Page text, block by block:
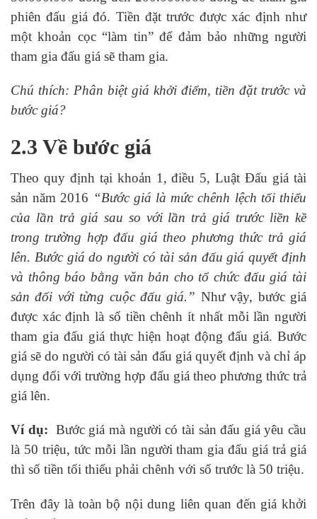
phiên đấu giá đó. Tiền đặt trước được xác định như
một khoản cọc “làm tin” để đảm bảo những người
tham gia đấu giá sẽ tham gia.
Chú thích: Phân biệt giá khởi điểm, tiền đặt trước và
bước giá?
2.3 Về bước giá
Theo quy định tại khoản 1, điều 5, Luật Đấu giá tài
sản năm 2016 “Bước giá là mức chênh lệch tối thiểu
của lần trả giá sau so với lần trả giá trước liền kề
trong trường hợp đấu giá theo phương thức trả giá
lên. Bước giá do người có tài sản đấu giá quyết định
và thông báo bằng văn bản cho tổ chức đấu giá tài
sản đối với từng cuộc đấu giá.” Như vậy, bước giá
được xác định là số tiền chênh ít nhất mỗi lần người
tham gia đấu giá thực hiện hoạt động đấu giá. Bước
giá sẽ do người có tài sản đấu giá quyết định và chỉ áp
dụng đối với trường hợp đấu giá theo phương thức trả
giá lên.
Ví dụ: Bước giá mà người có tài sản đấu giá yêu cầu
là 50 triệu, tức mỗi lần người tham gia đấu giá trả giá
thì số tiền tối thiểu phải chênh với số trước là 50 triệu.
Trên đây là toàn bộ nội dung liên quan đến giá khởi